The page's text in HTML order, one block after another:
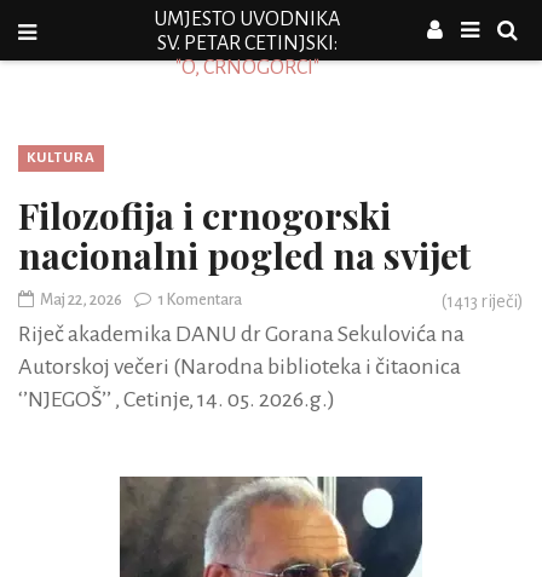
UMJESTO UVODNIKA
SV. PETAR CETINJSKI:
"O, CRNOGORCI"
KULTURA
Filozofija i crnogorski
nacionalni pogled na svijet
Maj 22, 2026 1 Komentara (1413 riječi)
Riječ akademika DANU dr Gorana Sekulovića na
Autorskoj večeri (Narodna biblioteka i čitaonica
‘’NJEGOŠ’’ , Cetinje, 14. 05. 2026.g.)